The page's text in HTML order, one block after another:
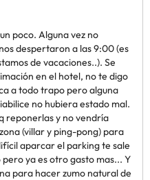
poco. Alguna vez no
despertaron a las 9:00 (es
de vacaciones..). Se
en el hotel, no te digo
a todo trapo pero alguna
no hubiera estado mal.
reponerlas y no vendría
(villar y ping-pong) para
aparcar el parking te sale
ya es otro gasto mas... Y
para hacer zumo natural de